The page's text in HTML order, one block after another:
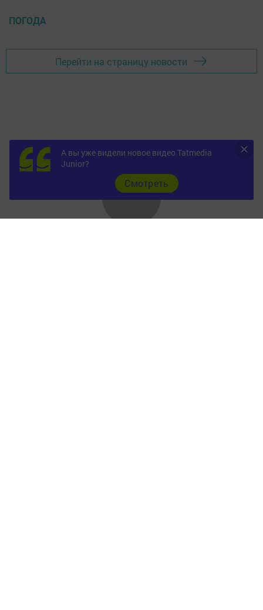
ПОГОДА
Перейти на страницу новости
А вы уже видели новое видео Tatmedia
Junior?
Cмотреть